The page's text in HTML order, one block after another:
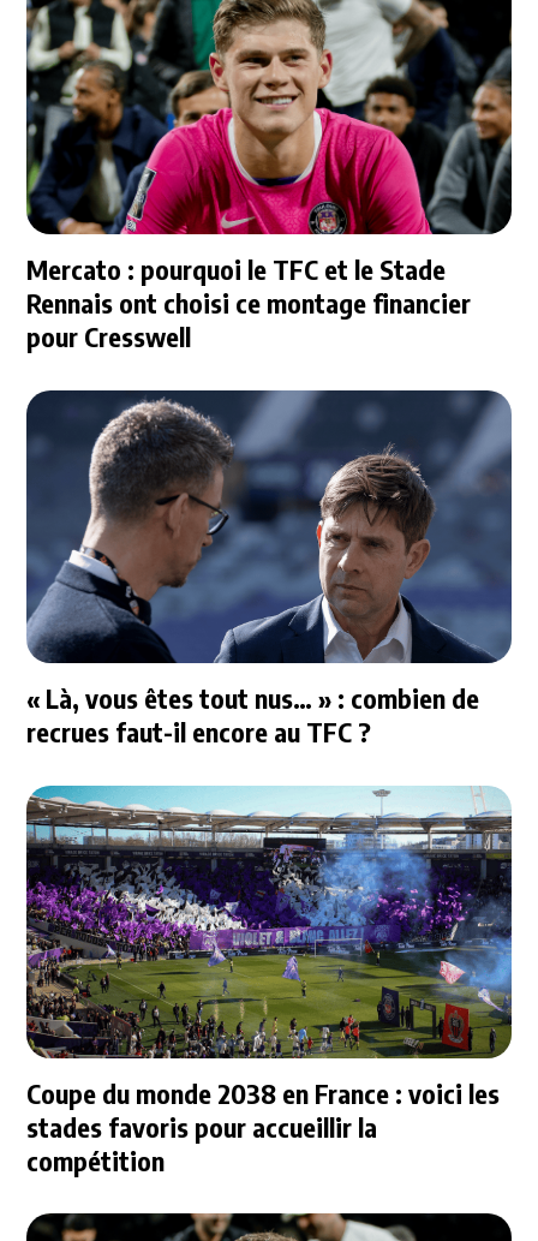
Mercato : pourquoi le TFC et le Stade
Rennais ont choisi ce montage financier
pour Cresswell
« Là, vous êtes tout nus… » : combien de
recrues faut-il encore au TFC ?
Coupe du monde 2038 en France : voici les
stades favoris pour accueillir la
compétition